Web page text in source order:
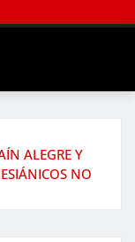
ALEGRE Y
NO